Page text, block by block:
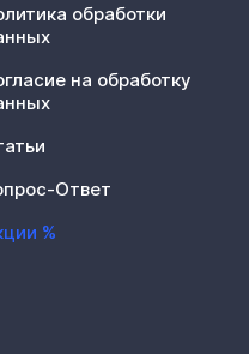
обработки
на обработку
Ответ
%